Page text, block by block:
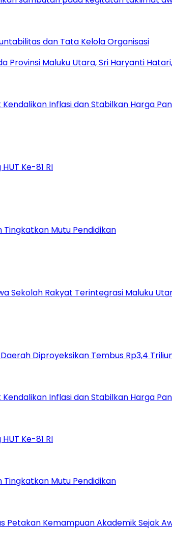
dan Tata Kelola Organisasi
Inflasi dan Stabilkan Harga
Ke-81 RI
Tingkatkan Mutu Pendidikan
Sekolah Rakyat Terintegrasi Maluku
Diproyeksikan Tembus Rp3,4
Inflasi dan Stabilkan Harga
Ke-81 RI
Tingkatkan Mutu Pendidikan
Petakan Kemampuan Akademik Sejak